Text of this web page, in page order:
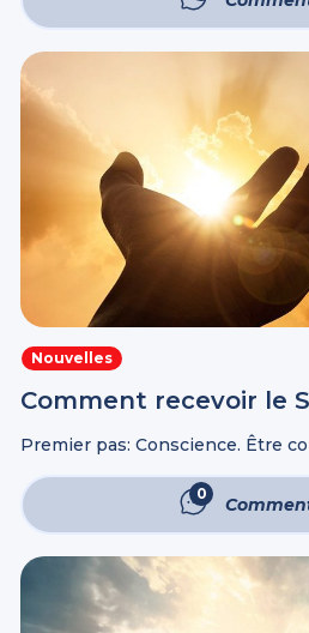
Nouvelles
Comment recevoir le
Premier pas: Conscience. Être
pensez que vous le méritez,
Ce baptême doit ...
0